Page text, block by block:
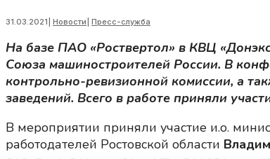
31.03.2021 Новости Пресс-служба
На базе ПАО «Роствертол» в КВЦ
Союза машиностроителей России. В
контрольно-ревизионной комиссии, а
заведений. Всего в работе приняли
В мероприятии приняли участие и.о.
работодателей Ростовской области